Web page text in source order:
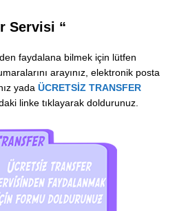
Servisi “
faydalana bilmek için lütfen
arayınız, elektronik posta
yada ÜCRETSİZ TRANSFER
linke tıklayarak doldurunuz.